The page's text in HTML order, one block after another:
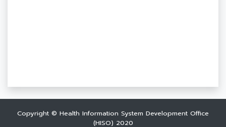
Copyright © Health Information System Development Office
(HISO) 2020